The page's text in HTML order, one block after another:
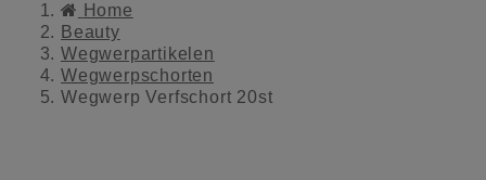
Home
Beauty
Wegwerpartikelen
Wegwerpschorten
Wegwerp Verfschort 20st